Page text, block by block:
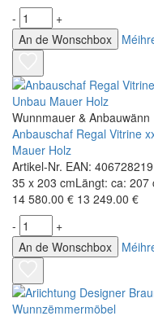
-
+
An de Wonschbox
Wunnmauer & Anbauwänn
Anbauschaf Regal Vitrine
Mauer Holz
Artikel-Nr. EAN:
35 x 203 cmLängt: ca: 207
14 580.00 € 13 249.00 €
-
+
An de Wonschbox